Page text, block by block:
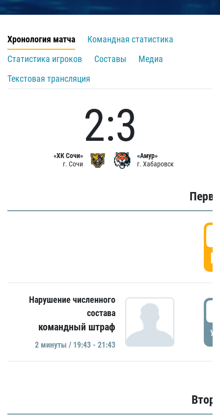
Хронология матча
Командная статистика
Статистика игроков
Составы
Медиа
Текстовая трансляция
«ХК Сочи»
г. Сочи
2:3
«Амур»
г. Хабаровск
Нарушение численного
состава
командный штраф
2 минуты / 19:43 - 21:43